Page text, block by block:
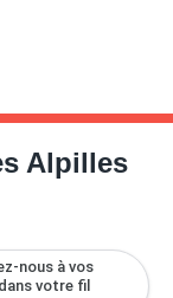
Alpilles
nous à vos
votre fil